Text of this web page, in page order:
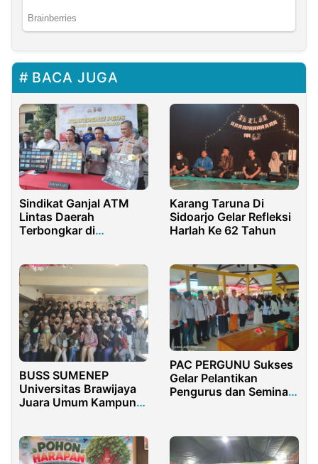
BACA JUGA
Sindikat Ganjal ATM
Lintas Daerah
Terbongkar di
Karang Taruna Di
Sidoarjo Gelar Refleksi
Harlah Ke 62 Tahun
BUSS SUMENEP
Universitas Brawijaya
Juara Umum Kampung
PAC PERGUNU Sukses
Gelar Pelantikan
Pengurus dan Seminar